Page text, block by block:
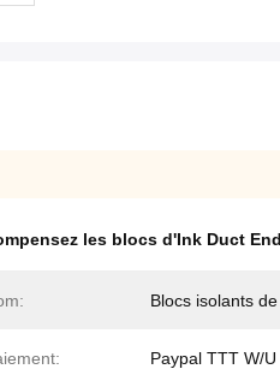
les blocs d'Ink Duct
Blocs isolants
Paypal TTT W/U